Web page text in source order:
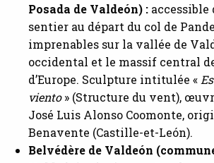
Posada de Valdeón) : accessible
sentier au départ du col de
imprenables sur la vallée de
occidental et le massif central
d’Europe. Sculpture intitulée «
viento» (Structure du vent),
José Luis Alonso Coomonte,
Benavente (Castille-et-León).
Belvédère de Valdeón